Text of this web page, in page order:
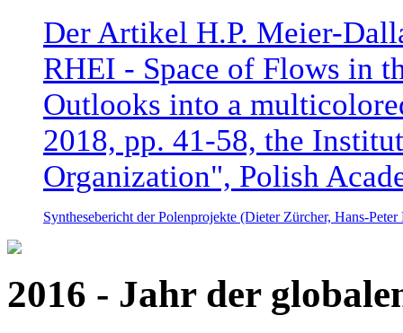
Der Artikel H.P. Meier-
RHEI - Space of Flows in
Outlooks into a
2018, pp. 41-58, the
Organization", Polish
Synthesebericht der Polenprojekte (Dieter Zürcher, Hans-
2016 - Jahr der